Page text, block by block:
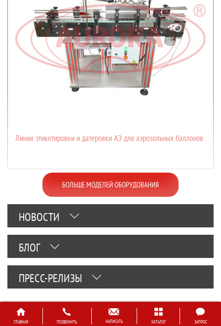
Линия этикетировки и датеровки АЭ для аэрозольных баллонов
БОЛЬШЕ МОДЕЛЕЙ ОБОРУДОВАНИЯ
НОВОСТИ
БЛОГ
ПРЕСС-РЕЛИЗЫ
ГЛАВНАЯ ПОЗВОНИТЬ НАПИСАТЬ КАТАЛОГ ЗАПРОС